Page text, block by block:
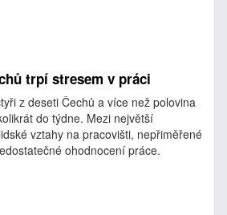
trpí stresem v práci
z deseti Čechů a více než polovina
do týdne. Mezi největší
vztahy na pracovišti, nepřiměřené
ohodnocení práce.